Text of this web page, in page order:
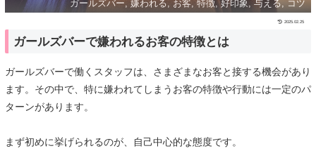
ガールズバー, 嫌われる, お客, 特徴, 好印象, 与える, コツ
2025.02.25
ガールズバーで嫌われるお客の特徴とは
ガールズバーで働くスタッフは、さまざまなお客と接する機会があり
ます。その中で、特に嫌われてしまうお客の特徴や行動には一定のパ
ターンがあります。
まず初めに挙げられるのが、自己中心的な態度です。